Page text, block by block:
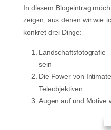
In diesem Blogeintrag
zeigen, aus denen wir wie
konkret drei Dinge:
sein
Die Power von
Teleobjektiven
Augen auf und Motive